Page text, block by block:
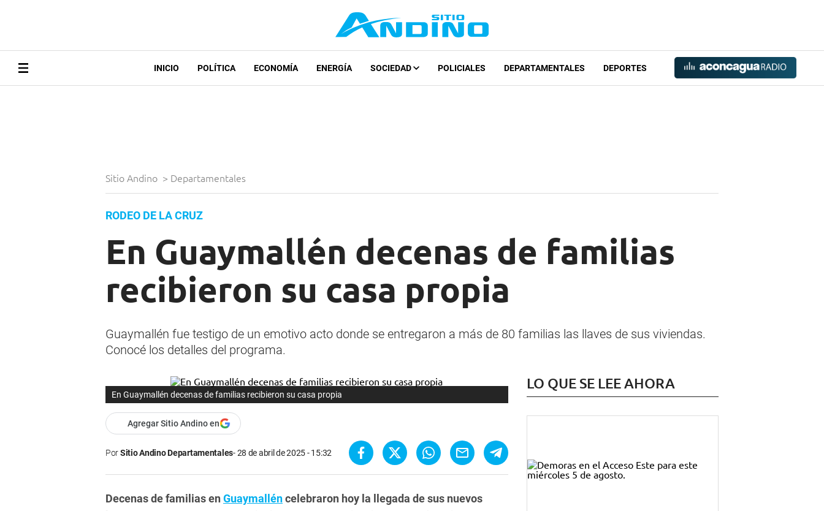
INICIO POLÍTICA ECONOMÍA ENERGÍA SOCIEDAD POLICIALES DEPARTAMENTALES DEPORTES
Sitio Andino > Departamentales
RODEO DE LA CRUZ
En Guaymallén decenas de familias
recibieron su casa propia
Guaymallén fue testigo de un emotivo acto donde se entregaron a más de 80 familias las llaves de sus viviendas.
Conocé los detalles del programa.
En Guaymallén decenas de familias recibieron su casa propia
Agregar Sitio Andino en
PorSitio Andino Departamentales 28 de abril de 2025 - 15:32
Decenas de familias en Guaymalléncelebraron hoy la llegada de sus nuevos
LO QUE SE LEE AHORA